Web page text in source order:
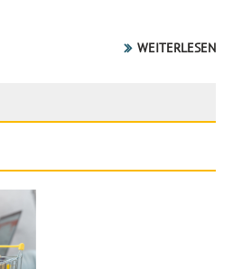
WEITERLESEN